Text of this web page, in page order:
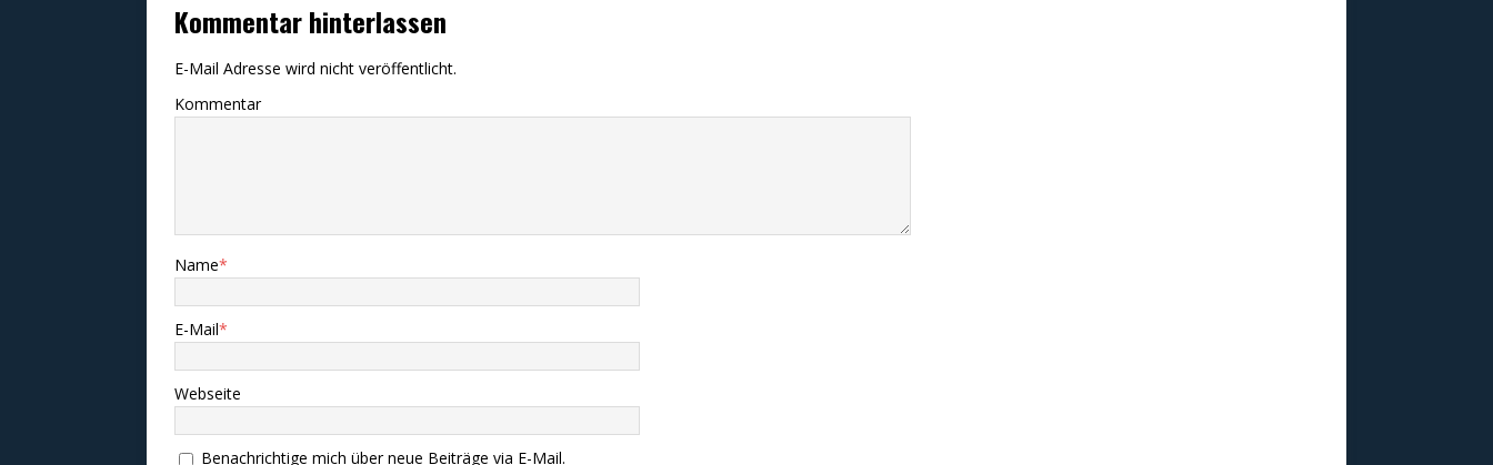
Kommentar hinterlassen
E-Mail Adresse wird nicht veröffentlicht.
Kommentar
Name*
E-Mail*
Webseite
Benachrichtige mich über neue Beiträge via E-Mail.